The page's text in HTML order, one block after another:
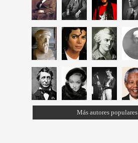
Más autores populares